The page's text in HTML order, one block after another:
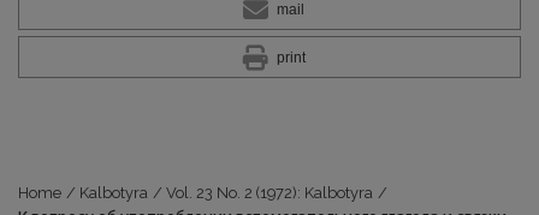
mail
print
Home / Kalbotyra / Vol. 23 No. 2 (1972): Kalbotyra /